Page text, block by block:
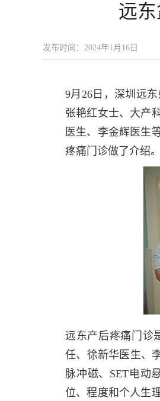
远
发布时间：2024年1月16日
9月26日，深圳远
张艳红女士、大产
医生、李金辉医生
疼痛门诊做了介绍。
远东产后疼痛门诊
任、徐新华医生、
脉冲磁、SET电动
位、程度和个人生